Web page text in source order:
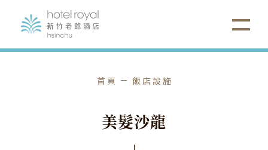
首頁 飯店設施
美髮沙龍